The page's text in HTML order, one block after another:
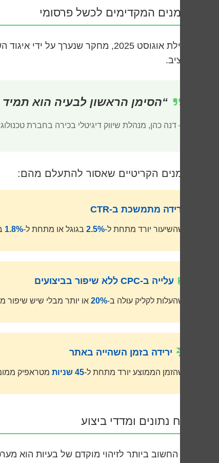
הסימנים המקדימים לכשל פרסומי
בתחילת אוגוסט 2025, מחקר שנערך על ידי איגוד השיווק הדיגיטלי הישראלי חשף כי
לתקציב.
“הסימן הראשון לבעיה הוא
– דנה כהן, מנהלת שיווק דיגיטלי בכירה בחברת
הסימנים הקריטיים שאסור להתעלם מהם:
ירידה מתמשכת ב-CTR
כשהשיעור יורד מתחת ל-2.5% בגוגל או מתחת ל-1.8%
עלייה ב-CPC ללא שיפור בביצועים
כשהעלות לקליק עולה ב-20% או יותר מבלי שיש שיפור
ירידה בזמן השהייה באתר
כשהזמן הממוצע יורד מתחת ל-45 שניות מטראפיק
ניתוח נתונים ומדדי ביצוע
הכלי החשוב ביותר לזיהוי מוקדם של בעיות הוא